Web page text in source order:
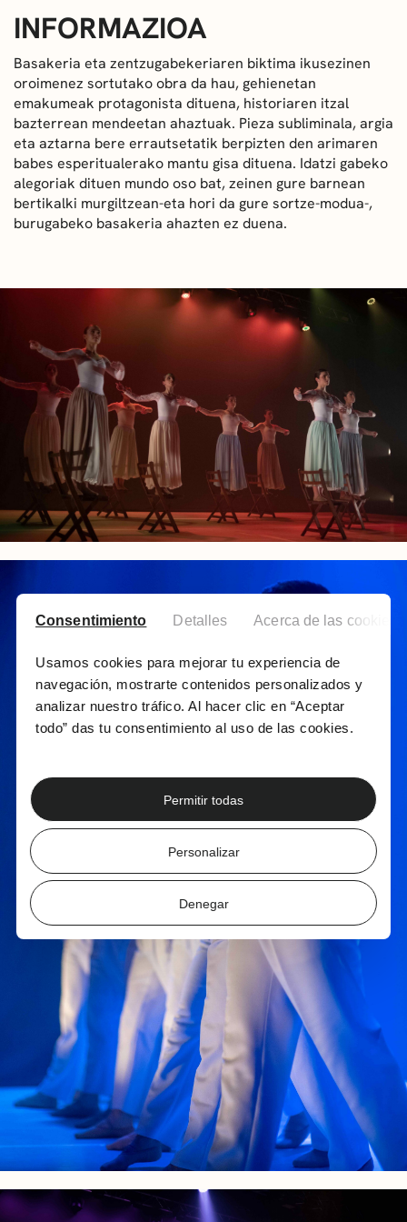
Consentimiento Detalles Acerca de las cookies
Usamos cookies para mejorar tu experiencia de
navegación, mostrarte contenidos personalizados y
analizar nuestro tráfico. Al hacer clic en “Aceptar
todo” das tu consentimiento al uso de las cookies.
Permitir todas
Personalizar
Denegar
INFORMAZIOA
Basakeria eta zentzugabekeriaren biktima ikusezinen
oroimenez sortutako obra da hau, gehienetan
emakumeak protagonista dituena, historiaren itzal
bazterrean mendeetan ahaztuak. Pieza subliminala, argia
eta aztarna bere errautsetatik berpizten den arimaren
babes esperitualerako mantu gisa dituena. Idatzi gabeko
alegoriak dituen mundo oso bat, zeinen gure barnean
bertikalki murgiltzean-eta hori da gure sortze-modua-,
burugabeko basakeria ahazten ez duena.